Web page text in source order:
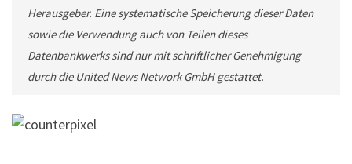
Herausgeber. Eine systematische Speicherung dieser Daten
sowie die Verwendung auch von Teilen dieses
Datenbankwerks sind nur mit schriftlicher Genehmigung
durch die United News Network GmbH gestattet.